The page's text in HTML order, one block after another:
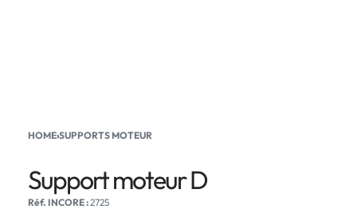
HOME›SUPPORTS MOTEUR
Support moteur D
2725